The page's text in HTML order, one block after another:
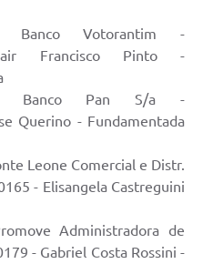
- Banco Votorantim -
Francisco Pinto -
- Banco Pan S/a -
Querino - Fundamentada
Leone Comercial e Distr.
- Elisangela Castreguini
Administradora de
- Gabriel Costa Rossini -